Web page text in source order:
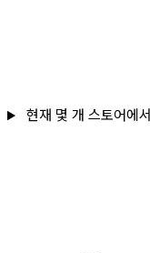
현재 몇 개 스토어에